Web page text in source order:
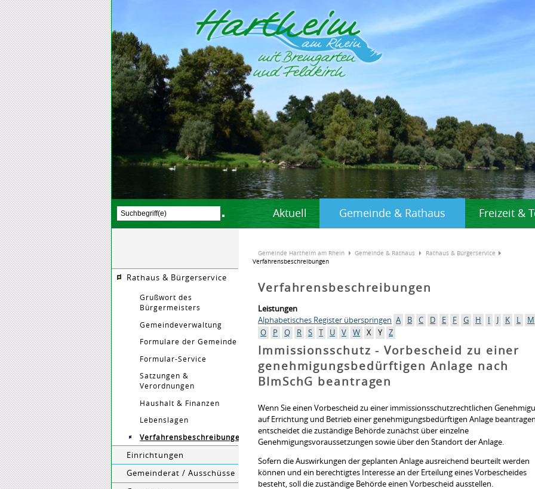
Aktuell Gemeinde & Rathaus Freizeit &
Rathaus & Bürgerservice
Grußwort des
Bürgermeisters
Gemeindeverwaltung
Formulare der Gemeinde
Formular-Service
Satzungen &
Verordnungen
Haushalt & Finanzen
Lebenslagen
Verfahrensbeschreibungen
Einrichtungen
Gemeinderat / Ausschüsse
Gemeinde Hartheim am Rhein Gemeinde & Rathaus
Rathaus & Bürgerservice
Verfahrensbeschreibungen
Verfahrensbeschreibungen
Leistungen
Alphabetisches Register überspringen A B C D E F G H I J K L M
O
P Q R S T U V W X Y Z
Immissionsschutz - Vorbescheid zu einer
genehmigungsbedürftigen Anlage nach
BImSchG beantragen
Wenn Sie einen Vorbescheid zu einer immissionsschutzrechtlichen
auf Errichtung und Betrieb einer genehmigungsbedürftigen Anlage
entscheidet die zuständige Behörde zunächst über einzelne
Genehmigungsvoraussetzungen sowie über den Standort der Anlage.
Sofern die Auswirkungen der geplanten Anlage ausreichend beurteilt werden
können und ein berechtigtes Interesse an der Erteilung eines Vorbescheides
besteht, soll die zuständige Behörde einen Vorbescheid ausstellen.